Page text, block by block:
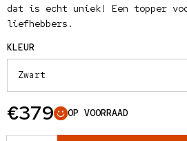
dat is echt uniek! Een topper
liefhebbers.
KLEUR
Normale prijs
€379 OP VOORRAAD